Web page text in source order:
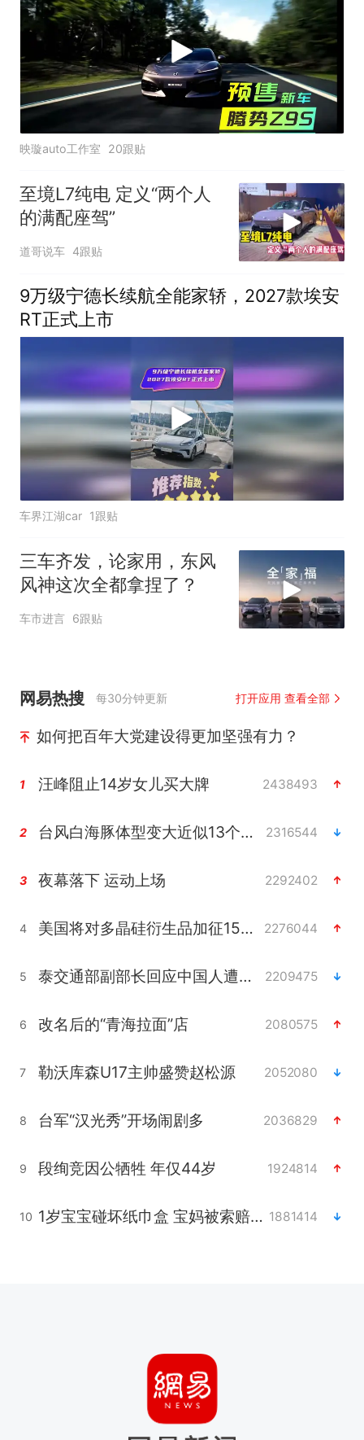
映璇auto工作室 20跟贴
至境L7纯电 定义“两个人
的满配座驾”
道哥说车 4跟贴
9万级宁德长续航全能家轿，2027款埃安
RT正式上市
车界江湖car 1跟贴
三车齐发，论家用，东风
风神这次全都拿捏了？
车市进言 6跟贴
网易热搜 每30分钟更新 打开应用 查看全部
如何把百年大党建设得更加坚强有力？
1 汪峰阻止14岁女儿买大牌 2438493
2 台风白海豚体型变大近似13个浙江面积 2316544
3 夜幕落下 运动上场 2292402
4 美国将对多晶硅衍生品加征15%关税 2276044
5 泰交通部副部长回应中国人遭歧视手势 2209475
6 改名后的“青海拉面”店 2080575
7 勒沃库森U17主帅盛赞赵松源 2052080
8 台军“汉光秀”开场闹剧多 2036829
9 段绚竞因公牺牲 年仅44岁 1924814
10 1岁宝宝碰坏纸巾盒 宝妈被索赔924元 1881414